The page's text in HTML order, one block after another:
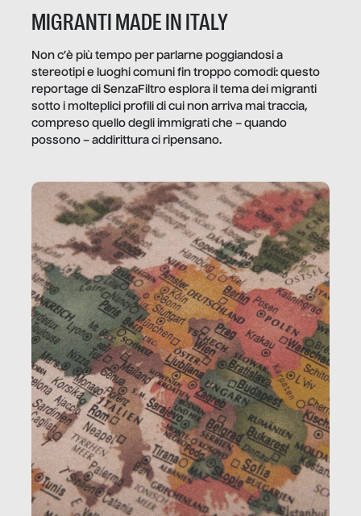
MIGRANTI MADE IN ITALY
Non c’è più tempo per parlarne poggiandosi a
stereotipi e luoghi comuni fin troppo comodi: questo
reportage di SenzaFiltro esplora il tema dei migranti
sotto i molteplici profili di cui non arriva mai traccia,
compreso quello degli immigrati che – quando
possono – addirittura ci ripensano.